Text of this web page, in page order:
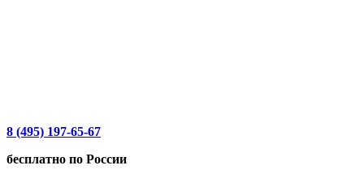
8 (495) 197-65-67
бесплатно по России